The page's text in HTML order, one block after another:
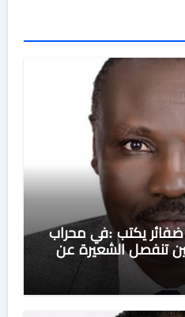
ضفائر يكتب :في محراب
تنفصل الشعيرة عن